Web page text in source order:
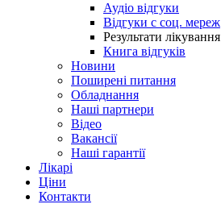
Аудіо відгуки
Відгуки с соц. мереж
Результати лікування
Книга відгуків
Новини
Поширені питання
Обладнання
Наші партнери
Відео
Вакансії
Наші гарантії
Лікарі
Ціни
Контакти